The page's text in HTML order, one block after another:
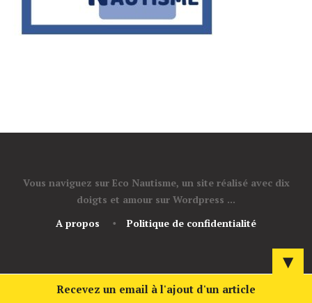
Vous naviguez sur Eco Nautisme, un site réalisé avec dix
doigts et amour sur Wordpress ...
A propos
Politique de confidentialité
▼
Recevez un email à l'ajout d'un article